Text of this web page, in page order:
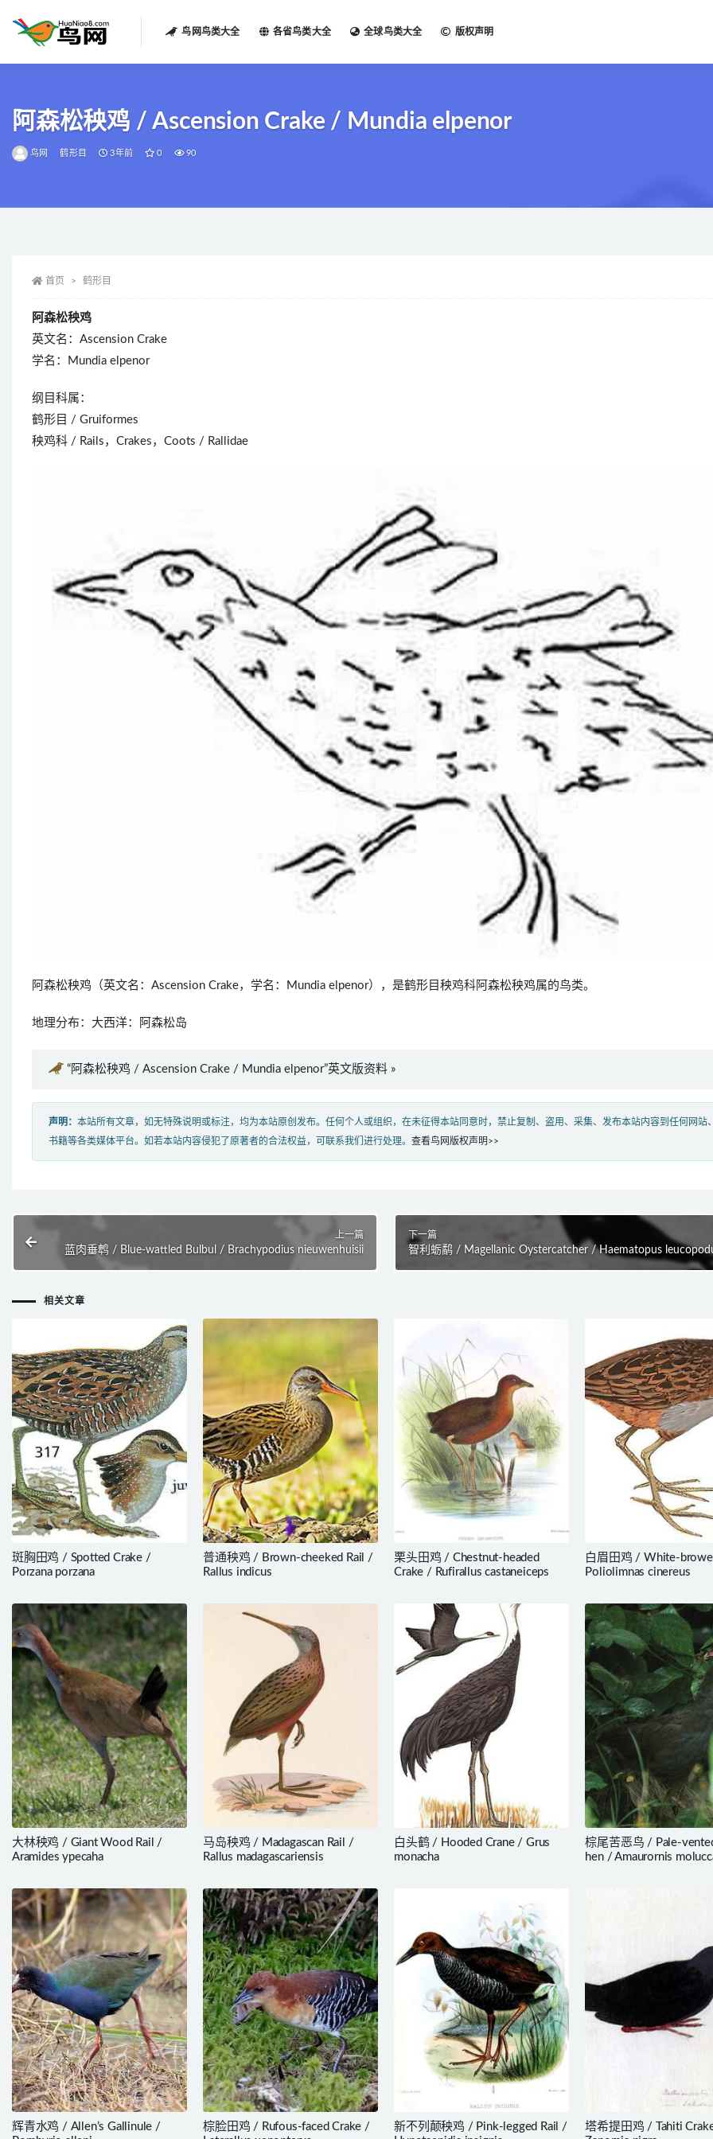
鸟网鸟类大全 各省鸟类大全 全球鸟类大全 版权声明
阿森松秧鸡 / Ascension Crake / Mundia elpenor
鸟网 鹤形目 3年前 0 90
首页 鹤形目
阿森松秧鸡
英文名：Ascension Crake
学名：Mundia elpenor
纲目科属：
鹤形目 / Gruiformes
秧鸡科 / Rails，Crakes，Coots / Rallidae
阿森松秧鸡（英文名：Ascension Crake，学名：Mundia elpenor），是鹤形目秧鸡科阿森松秧鸡属的鸟类。
地理分布：大西洋：阿森松岛
“阿森松秧鸡 / Ascension Crake / Mundia elpenor”英文版资料 »
声明： 本站所有文章，如无特殊说明或标注，均为本站原创发布。任何个人或组织，在未征得本站同意时，禁止复制、盗用、采集、发布本站内容到任何网站
书籍等各类媒体平台。如若本站内容侵犯了原著者的合法权益，可联系我们进行处理。 查看鸟网版权声明>>
上一篇
蓝肉垂鹎 / Blue-wattled Bulbul / Brachypodius nieuwenhuisii
下一篇
智利蛎鹬 / Magellanic Oystercatcher / Haematopus
相关文章
斑胸田鸡 / Spotted Crake /
Porzana porzana
普通秧鸡 / Brown-cheeked Rail /
Rallus indicus
栗头田鸡 / Chestnut-headed
Crake / Rufirallus castaneiceps
白眉田鸡 / White-
Poliolimnas cinereus
大林秧鸡 / Giant Wood Rail /
Aramides ypecaha
马岛秧鸡 / Madagascan Rail /
Rallus madagascariensis
白头鹤 / Hooded Crane / Grus
monacha
棕尾苦恶鸟 / Pale-
hen / Amaurornis
辉青水鸡 / Allen’s Gallinule /
棕脸田鸡 / Rufous-faced Crake /
新不列颠秧鸡 / Pink-legged Rail /
塔希提田鸡 / Tahiti